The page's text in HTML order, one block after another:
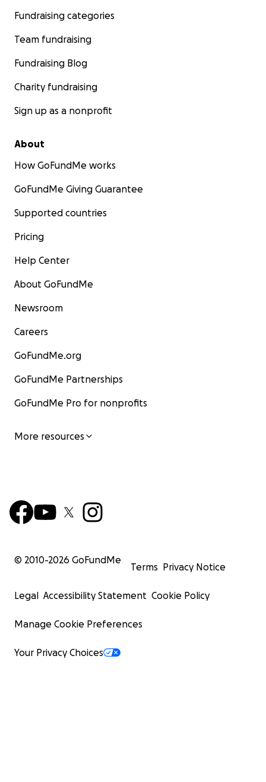
Fundraising categories
Team fundraising
Fundraising Blog
Charity fundraising
Sign up as a nonprofit
About
How GoFundMe works
GoFundMe Giving Guarantee
Supported countries
Pricing
Help Center
About GoFundMe
Newsroom
Careers
GoFundMe.org
GoFundMe Partnerships
GoFundMe Pro for nonprofits
More resources
© 2010-2026 GoFundMe
Terms Privacy Notice
Legal Accessibility Statement Cookie Policy
Manage Cookie Preferences
Your Privacy Choices